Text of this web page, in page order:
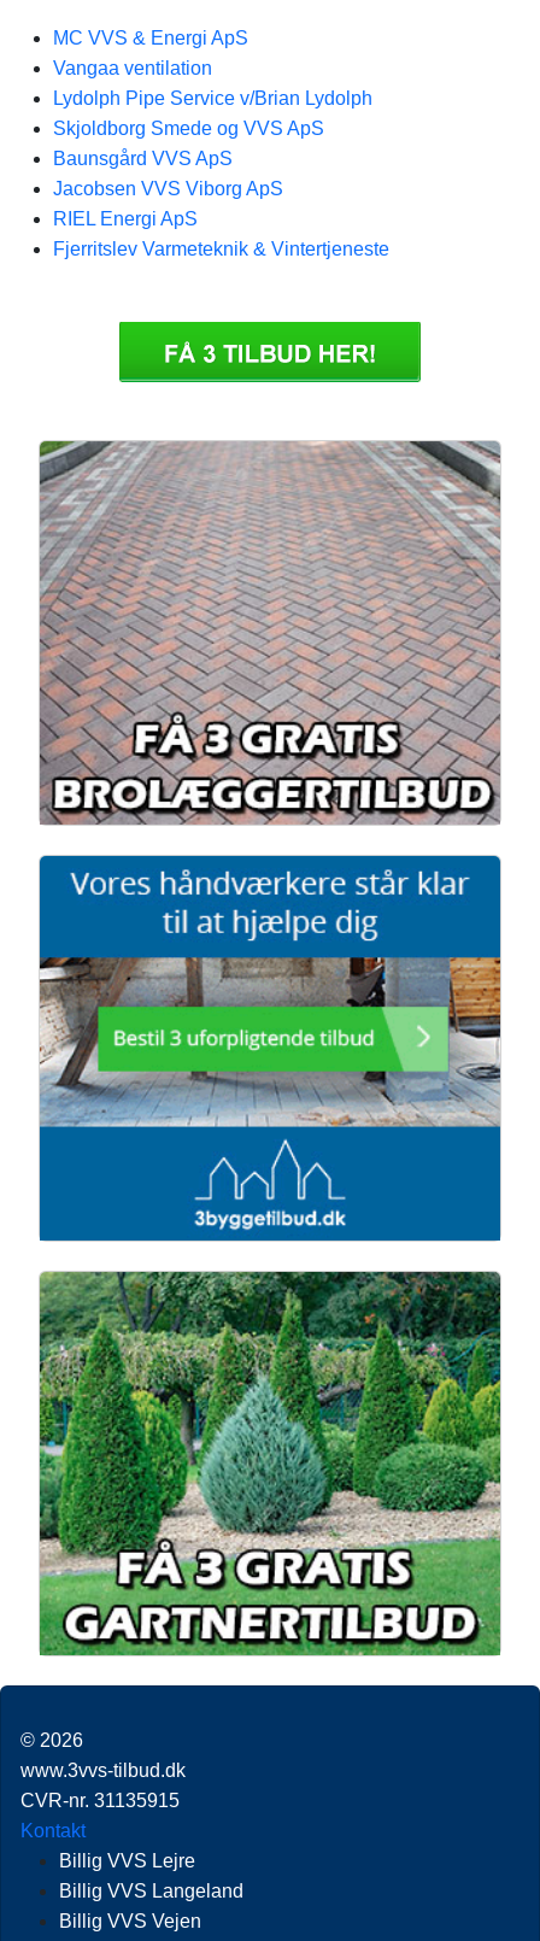
MC VVS & Energi ApS
Vangaa ventilation
Lydolph Pipe Service v/Brian Lydolph
Skjoldborg Smede og VVS ApS
Baunsgård VVS ApS
Jacobsen VVS Viborg ApS
RIEL Energi ApS
Fjerritslev Varmeteknik & Vintertjeneste
© 2026
www.3vvs-tilbud.dk
CVR-nr. 31135915
Kontakt
Billig VVS Lejre
Billig VVS Langeland
Billig VVS Vejen